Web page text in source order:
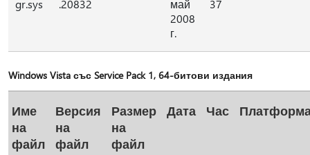
gr.sys
.20832
май
2008
г.
37
Windows Vista със Service Pack 1, 64-битови издания
Име
на
файл
Версия
на
файл
Размер
на
файл
Дата Час